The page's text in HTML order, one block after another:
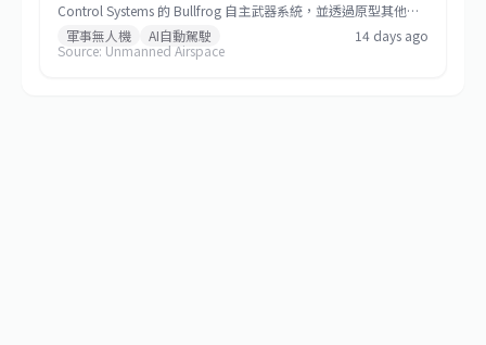
Control Systems 的 Bullfrog 自主武器系統，並透過原型其他交
易協議（OTA）整合至輕型海軍陸戰隊防空整合系統（L-
MADIS）。該系統運用 AI、電腦視覺與精密機器人技術，使傳統
軍事無人機 AI自動駕駛
14 days ago
Source: Unmanned Airspace